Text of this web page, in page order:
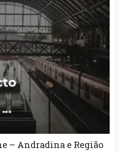
– Andradina e Região